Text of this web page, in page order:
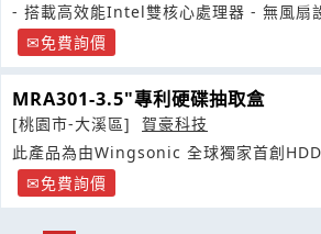
- 搭載高效能Intel雙核心處理器 - 無風扇
金外型免費詢價
MRA301-3.5"專利硬碟抽取盒
[桃園市-大溪區]
賀豪科技
此產品為由Wingsonic 全球獨家首創
免費詢價